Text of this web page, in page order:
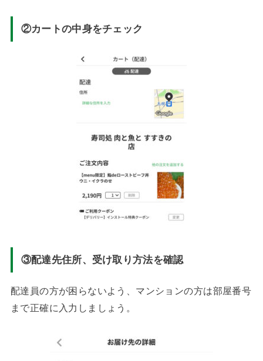
②カートの中身をチェック
③配達先住所、受け取り方法を確認
配達員の方が困らないよう、マンションの方は部屋番号
まで正確に入力しましょう。